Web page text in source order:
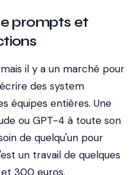
prompts et
il y a un marché pour
des system
équipes entières. Une
ou GPT-4 à toute son
de quelqu'un pour
un travail de quelques
300 euros.